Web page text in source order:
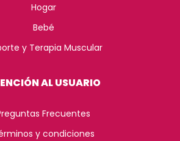
Hogar
Bebé
y Terapia Muscular
AL USUARIO
Frecuentes
y condiciones